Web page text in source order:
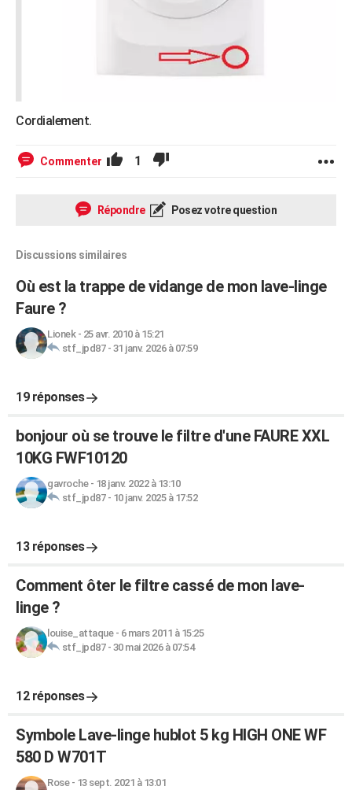
Cordialement.
Commenter 1
Répondre Posez votre question
Discussions similaires
Où est la trappe de vidange de mon lave-linge
Faure ?
Lionek- 25 avr. 2010 à 15:21
stf_jpd87- 31 janv. 2026 à 07:59
19 réponses
bonjour où se trouve le filtre d'une FAURE XXL
10KG FWF10120
gavroche- 18 janv. 2022 à 13:10
stf_jpd87- 10 janv. 2025 à 17:52
13 réponses
Comment ôter le filtre cassé de mon lave-
linge ?
louise_attaque- 6 mars 2011 à 15:25
stf_jpd87- 30 mai 2026 à 07:54
12 réponses
Symbole Lave-linge hublot 5 kg HIGH ONE WF
580 D W701T
Rose- 13 sept. 2021 à 13:01